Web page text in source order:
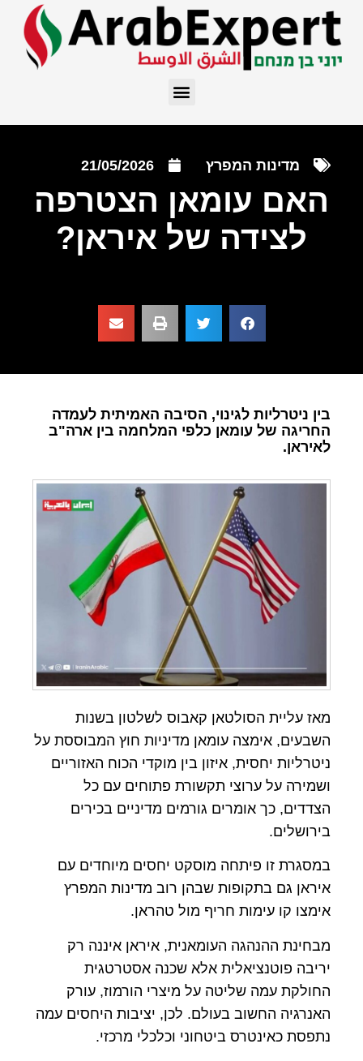
מדינות המפרץ 21/05/2026
האם עומאן הצטרפה
לצידה של איראן?
בין ניטרליות לגינוי, הסיבה האמיתית לעמדה
החריגה של עומאן כלפי המלחמה בין ארה"ב
לאיראן.
מאז עליית הסולטאן קאבוס לשלטון בשנות
השבעים, אימצה עומאן מדיניות חוץ המבוססת על
ניטרליות יחסית, איזון בין מוקדי הכוח האזוריים
ושמירה על ערוצי תקשורת פתוחים עם כל
הצדדים, כך אומרים גורמים מדיניים בכירים
בירושלים.
במסגרת זו פיתחה מוסקט יחסים מיוחדים עם
איראן גם בתקופות שבהן רוב מדינות המפרץ
אימצו קו עימות חריף מול טהראן.
מבחינת ההנהגה העומאנית, איראן איננה רק
יריבה פוטנציאלית אלא שכנה אסטרטגית
החולקת עמה שליטה על מיצרי הורמוז, עורק
האנרגיה החשוב בעולם. לכן, יציבות היחסים עמה
נתפסת כאינטרס ביטחוני וכלכלי מרכזי.